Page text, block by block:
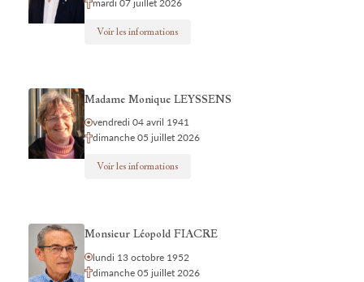
mardi 07 juillet 2026
Voir les informations
Madame Monique LEYSSENS
vendredi 04 avril 1941
dimanche 05 juillet 2026
Voir les informations
Monsieur Léopold FIACRE
lundi 13 octobre 1952
dimanche 05 juillet 2026